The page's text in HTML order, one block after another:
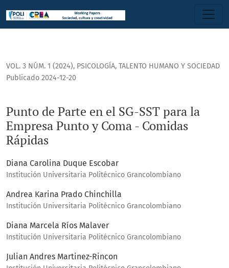
VOL. 3 NÚM. 1 (2024), PSICOLOGÍA, TALENTO HUMANO Y SOCIEDAD
Punto de Parte en el SG-SST para la
Empresa Punto y Coma - Comidas
Rápidas
Publicado 2024-12-20
Diana Carolina Duque Escobar
Institución Universitaria Politécnico Grancolombiano
Andrea Karina Prado Chinchilla
Institución Universitaria Politécnico Grancolombiano
Diana Marcela Ríos Malaver
Institución Universitaria Politécnico Grancolombiano
Julian Andres Martinez-Rincon